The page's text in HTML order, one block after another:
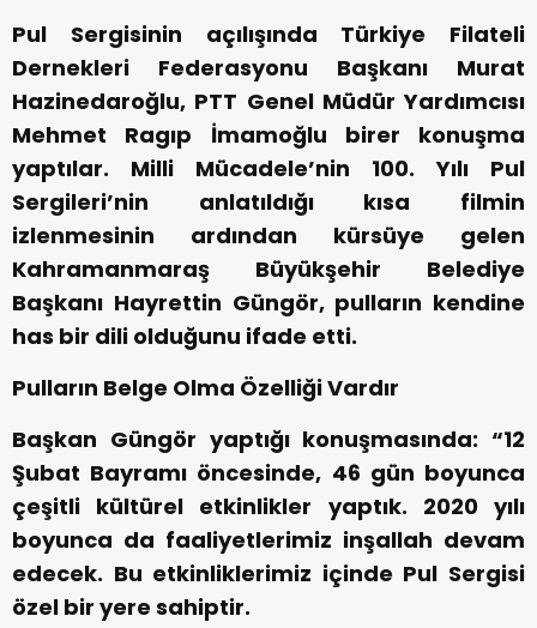
Pul Sergisinin açılışında Türkiye Filateli
Dernekleri Federasyonu Başkanı Murat
Hazinedaroğlu, PTT Genel Müdür Yardımcısı
Mehmet Ragıp İmamoğlu birer konuşma
yaptılar. Milli Mücadele’nin 100. Yılı Pul
Sergileri’nin anlatıldığı kısa filmin
izlenmesinin ardından kürsüye gelen
Kahramanmaraş Büyükşehir Belediye
Başkanı Hayrettin Güngör, pulların kendine
has bir dili olduğunu ifade etti.
Pulların Belge Olma Özelliği Vardır
Başkan Güngör yaptığı konuşmasında: “12
Şubat Bayramı öncesinde, 46 gün boyunca
çeşitli kültürel etkinlikler yaptık. 2020 yılı
boyunca da faaliyetlerimiz inşallah devam
edecek. Bu etkinliklerimiz içinde Pul Sergisi
özel bir yere sahiptir.